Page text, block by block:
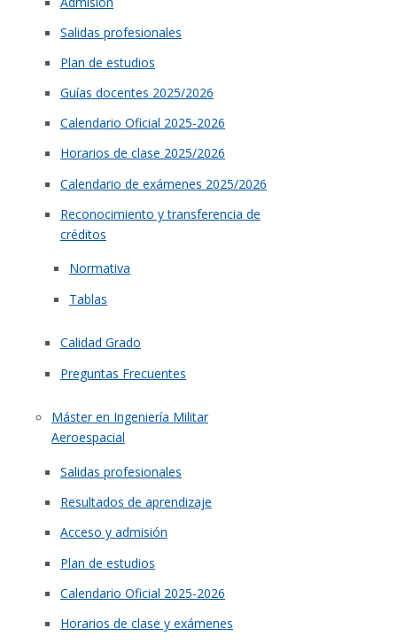
Salidas profesionales
Plan de estudios
Guías docentes 2025/2026
Calendario Oficial 2025-2026
Horarios de clase 2025/2026
Calendario de exámenes 2025/2026
Reconocimiento y transferencia de
créditos
Normativa
Tablas
Calidad Grado
Preguntas Frecuentes
Máster en Ingeniería Militar
Aeroespacial
Salidas profesionales
Resultados de aprendizaje
Acceso y admisión
Plan de estudios
Calendario Oficial 2025-2026
Horarios de clase y exámenes